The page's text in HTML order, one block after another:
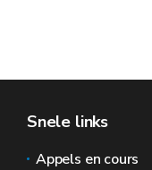
Snele links
Appels en cours